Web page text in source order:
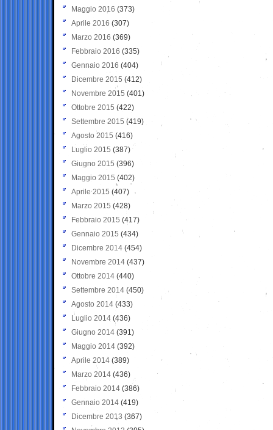
Maggio 2016 (373)
Aprile 2016 (307)
Marzo 2016 (369)
Febbraio 2016 (335)
Gennaio 2016 (404)
Dicembre 2015 (412)
Novembre 2015 (401)
Ottobre 2015 (422)
Settembre 2015 (419)
Agosto 2015 (416)
Luglio 2015 (387)
Giugno 2015 (396)
Maggio 2015 (402)
Aprile 2015 (407)
Marzo 2015 (428)
Febbraio 2015 (417)
Gennaio 2015 (434)
Dicembre 2014 (454)
Novembre 2014 (437)
Ottobre 2014 (440)
Settembre 2014 (450)
Agosto 2014 (433)
Luglio 2014 (436)
Giugno 2014 (391)
Maggio 2014 (392)
Aprile 2014 (389)
Marzo 2014 (436)
Febbraio 2014 (386)
Gennaio 2014 (419)
Dicembre 2013 (367)